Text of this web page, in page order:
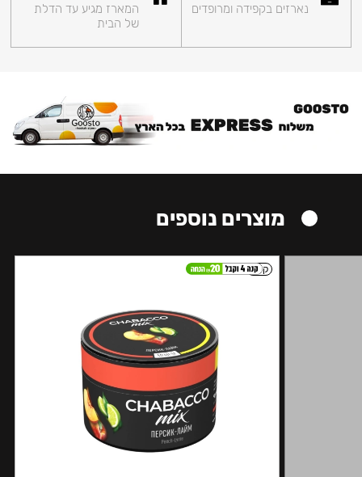
נארזים בקפידה ומרופדים
המארז מגיע עד הדלת
של הבית
מוצרים נוספים
קל